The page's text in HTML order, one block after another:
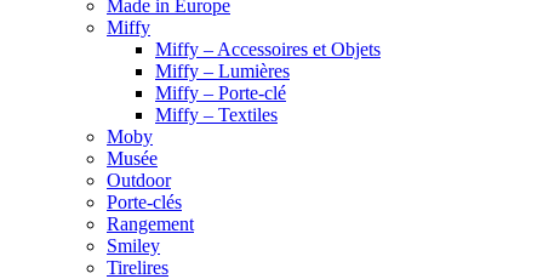
Made in Europe
Miffy
Miffy – Accessoires et Objets
Miffy – Lumières
Miffy – Porte-clé
Miffy – Textiles
Moby
Musée
Outdoor
Porte-clés
Rangement
Smiley
Tirelires